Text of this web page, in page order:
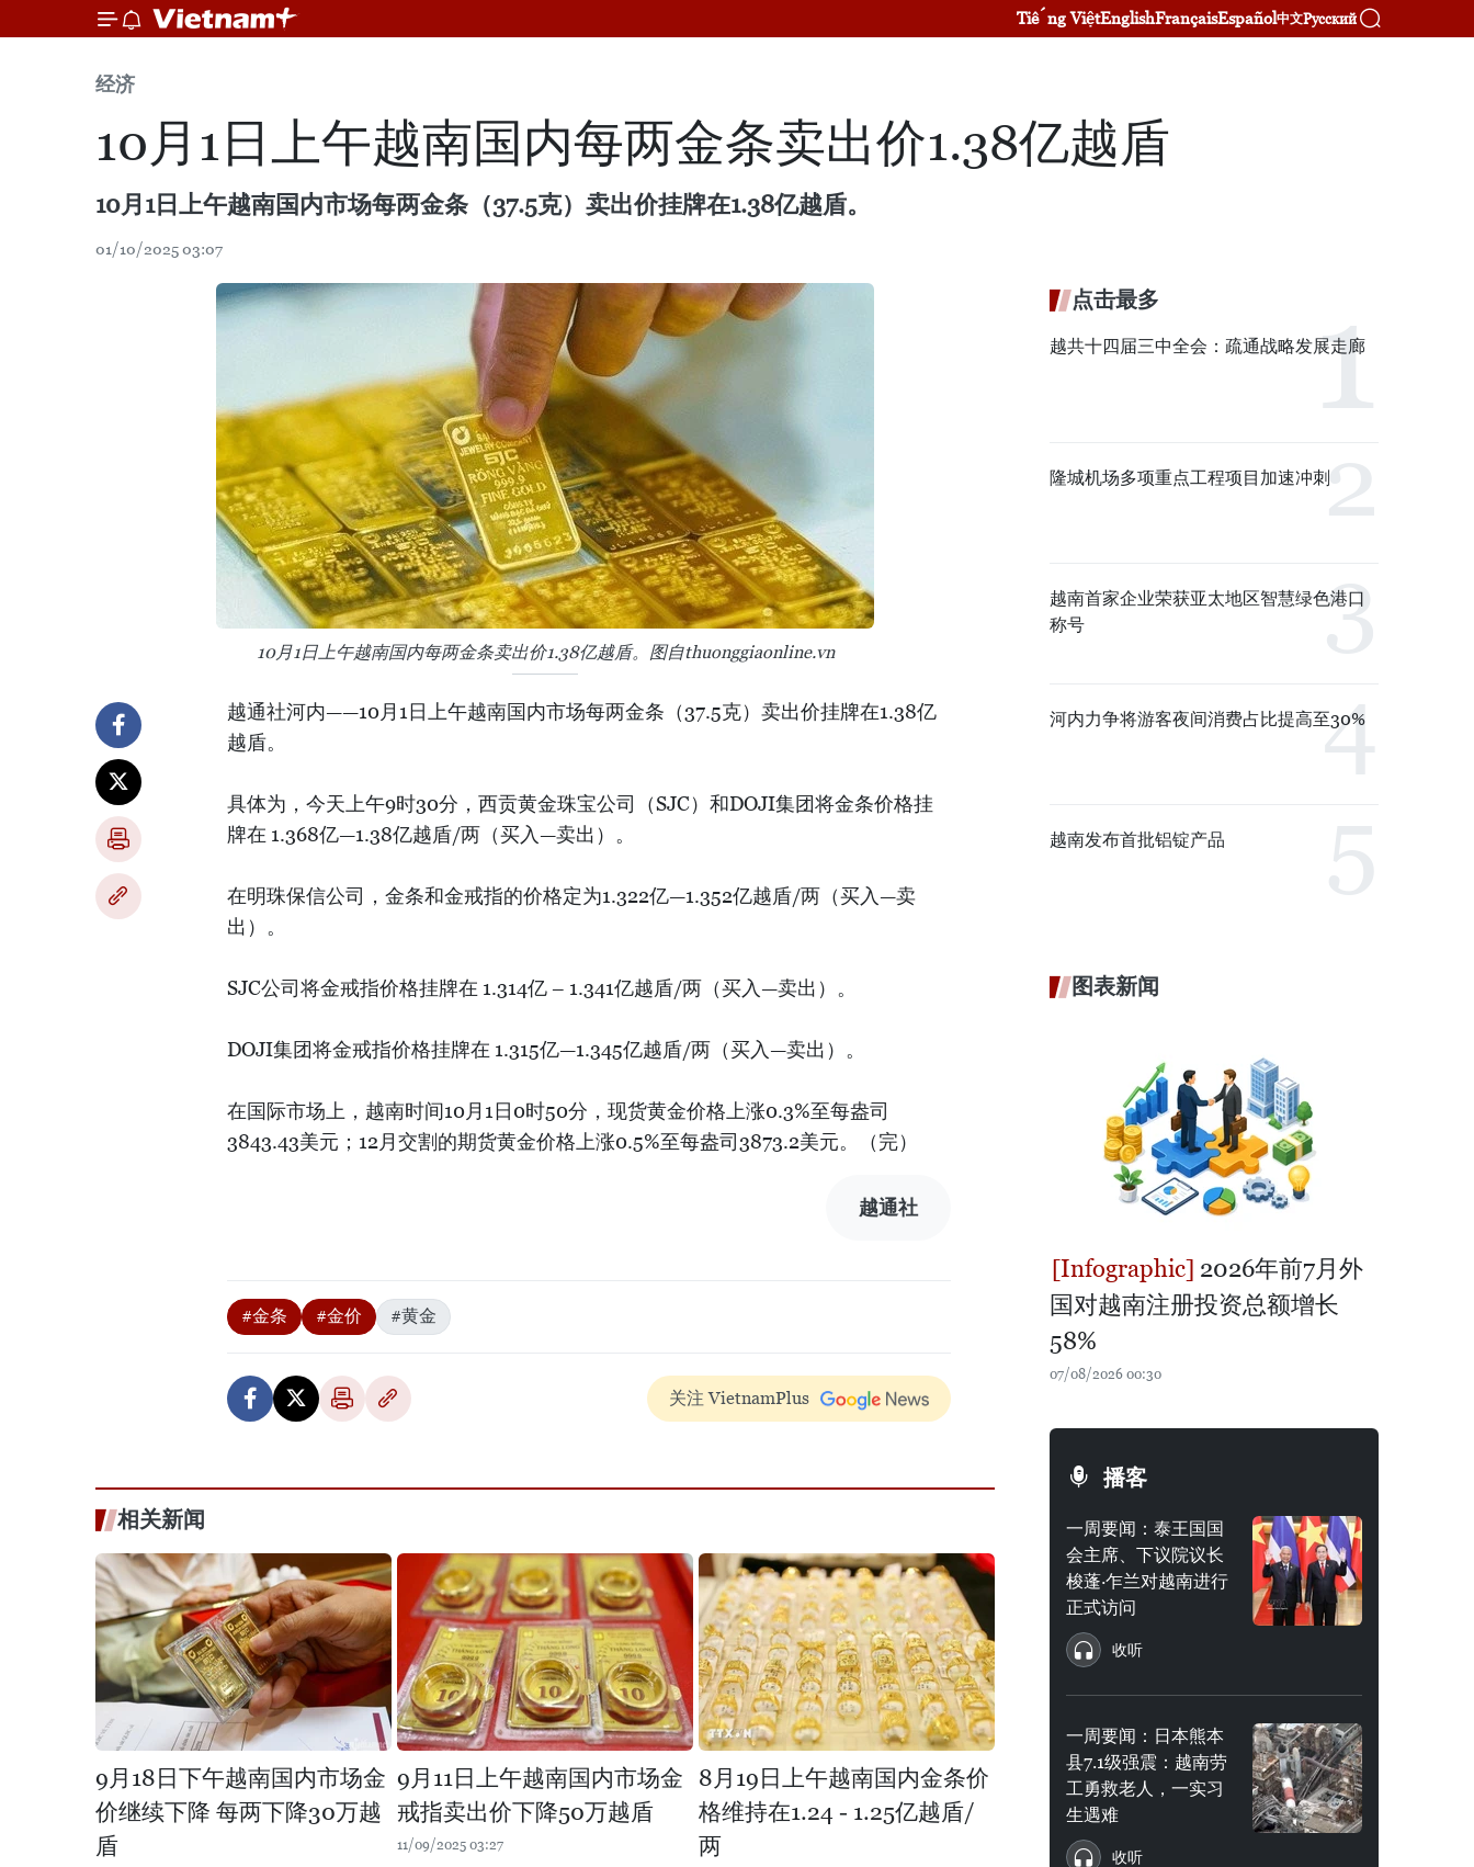
Tiếng ViệtEnglishFrançaisEspañol中文Русский
经济
10月1日上午越南国内每两金条卖出价1.38亿越盾
10月1日上午越南国内市场每两金条（37.5克）卖出价挂牌在1.38亿越盾。
01/10/2025 03:07
10月1日上午越南国内每两金条卖出价1.38亿越盾。图自thuonggiaonline.vn
越通社河内——10月1日上午越南国内市场每两金条（37.5克）卖出价挂牌在1.38亿
越盾。
具体为，今天上午9时30分，西贡黄金珠宝公司（SJC）和DOJI集团将金条价格挂
牌在 1.368亿—1.38亿越盾/两（买入—卖出）。
在明珠保信公司，金条和金戒指的价格定为1.322亿—1.352亿越盾/两（买入—卖
出）。
SJC公司将金戒指价格挂牌在 1.314亿 – 1.341亿越盾/两（买入—卖出）。
DOJI集团将金戒指价格挂牌在 1.315亿—1.345亿越盾/两（买入—卖出）。
在国际市场上，越南时间10月1日0时50分，现货黄金价格上涨0.3%至每盎司
3843.43美元；12月交割的期货黄金价格上涨0.5%至每盎司3873.2美元。（完）
越通社
#金条 #金价 #黄金
关注 VietnamPlus
相关新闻
9月18日下午越南国内市场金
价继续下降 每两下降30万越
盾
9月11日上午越南国内市场金
戒指卖出价下降50万越盾
11/09/2025 03:27
8月19日上午越南国内金条价
格维持在1.24 - 1.25亿越盾/
两
点击最多
越共十四届三中全会：疏通战略发展走廊
隆城机场多项重点工程项目加速冲刺
越南首家企业荣获亚太地区智慧绿色港口
称号
河内力争将游客夜间消费占比提高至30%
越南发布首批铝锭产品
图表新闻
2026年前7月外
国对越南注册投资总额增长
58%
07/08/2026 00:30
播客
一周要闻：泰王国国
会主席、下议院议长
梭蓬·乍兰对越南进行
正式访问
收听
一周要闻：日本熊本
县7.1级强震：越南劳
工勇救老人，一实习
生遇难
收听